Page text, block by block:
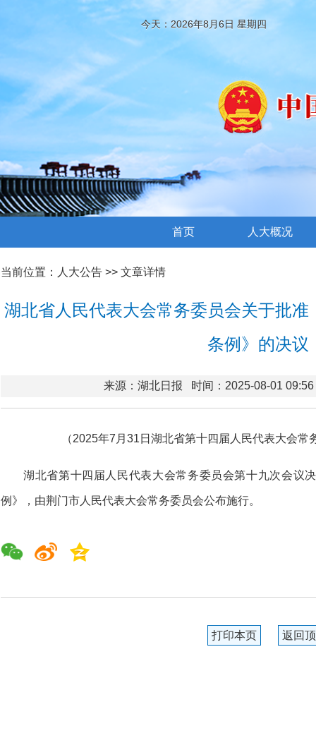
今天：2026年8月6日 星期四
首页 人大概况
当前位置： 人大公告 >> 文章详情
湖北省人民代表大会常务委员会关于批
条例》的决议
来源：湖北日报 时间：2025-08-01 09:56
（2025年7月31日湖北省第十四届人民代表大会常
湖北省第十四届人民代表大会常务委员会第十九次会议
例》，由荆门市人民代表大会常务委员会公布施行。
打印本页 返回